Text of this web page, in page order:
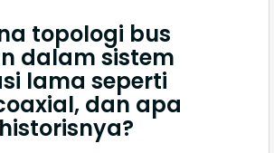
topologi bus
dalam sistem
lama seperti
dan apa